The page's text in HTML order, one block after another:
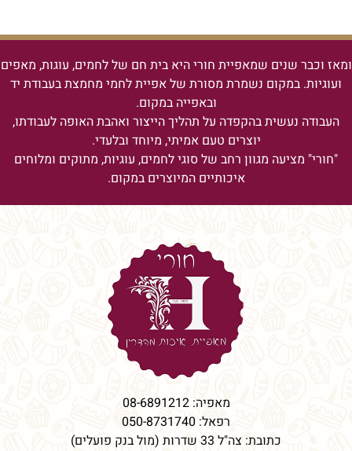
ומאז וכבר שנים שמאפיית חורי היא בית חם של לחמים, עוגות, מאפים
ועוגיות. במקום נשמרת מסורת של אפיית לחמי מחמצת בעבודת יד
ובאפייה במקום.
העבודה נעשית בהקפדה על תהליך הייצור ואהבת האופה לעבודתו,
יוצרים טעם אמיתי, מיוחד ובלעדי.
"חורי" מציעה מגוון רחב של סוגי לחמים, עוגיות, מתוקים ומלוחים
איכותיים המיוצרים במקום.
מאפיה:08-6891212
רפאל: 050-8731740
כתובת: צה"ל 33 שדרות (מול בנק פועלים)